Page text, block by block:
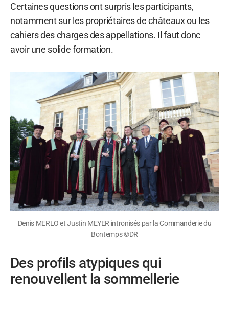
Certaines questions ont surpris les participants,
notamment sur les propriétaires de châteaux ou les
cahiers des charges des appellations. Il faut donc
avoir une solide formation.
Denis MERLO et Justin MEYER intronisés par la Commanderie du
Bontemps ©DR
Des profils atypiques qui
renouvellent la sommellerie